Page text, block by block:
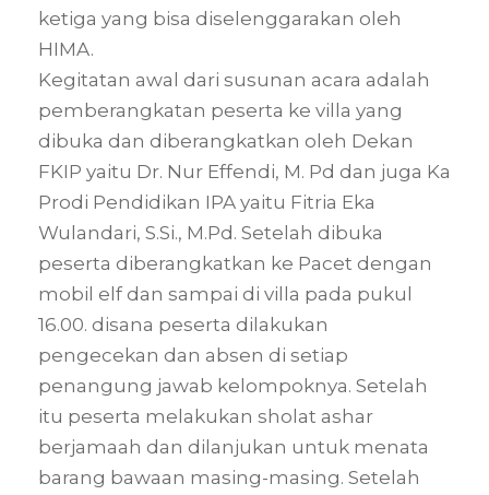
ketiga yang bisa diselenggarakan oleh
HIMA.
Kegitatan awal dari susunan acara adalah
pemberangkatan peserta ke villa yang
dibuka dan diberangkatkan oleh Dekan
FKIP yaitu Dr. Nur Effendi, M. Pd dan juga Ka
Prodi Pendidikan IPA yaitu Fitria Eka
Wulandari, S.Si., M.Pd. Setelah dibuka
peserta diberangkatkan ke Pacet dengan
mobil elf dan sampai di villa pada pukul
16.00. disana peserta dilakukan
pengecekan dan absen di setiap
penangung jawab kelompoknya. Setelah
itu peserta melakukan sholat ashar
berjamaah dan dilanjukan untuk menata
barang bawaan masing-masing. Setelah